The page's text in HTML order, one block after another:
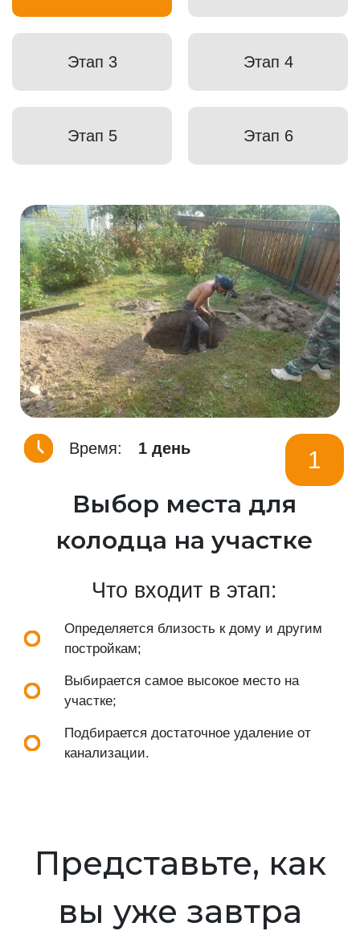
Этап 3 Этап 4
Этап 5 Этап 6
Время: 1 день 1
Выбор места для
колодца на участке
Что входит в этап:
Определяется близость к дому и другим
постройкам;
Выбирается самое высокое место на
участке;
Подбирается достаточное удаление от
канализации.
Представьте, как
вы уже завтра